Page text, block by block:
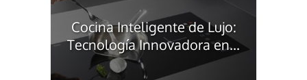
Cocina Inteligente de Lujo:
Tecnología Innovadora en...